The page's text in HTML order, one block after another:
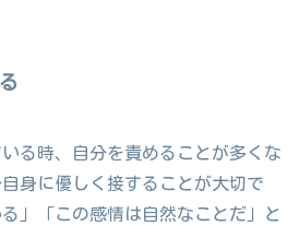
る時、自分を責めることが多くな
身に優しく接することが大切で
」「この感情は自然なことだ」と